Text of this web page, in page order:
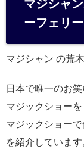
n
マジシャ
ーフェリー
マジシャン の荒木
日本で唯一のお
マジックショーを
マジックショー
を紹介しています